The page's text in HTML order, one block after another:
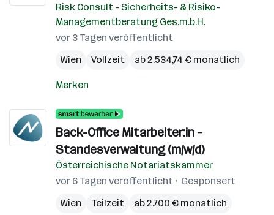
Risk Consult - Sicherheits- & Risiko-
Managementberatung Ges.m.b.H.
vor 3 Tagen veröffentlicht
Wien
Vollzeit ab 2.534,74 € monatlich
Merken
Back-Office Mitarbeiter:in –
Standesverwaltung (m/w/d)
Österreichische Notariatskammer
vor 6 Tagen veröffentlicht
Gesponsert
Wien
Teilzeit ab 2.700 € monatlich